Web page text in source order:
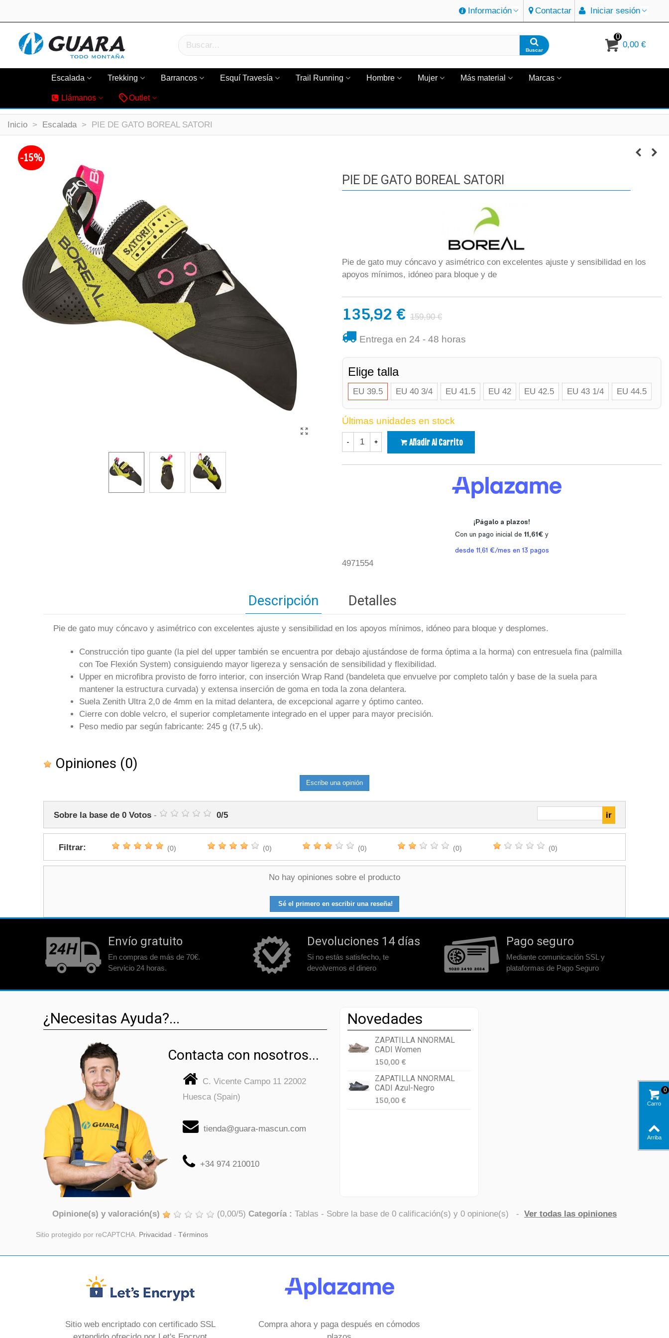
Información Contactar Iniciar sesión
Buscar
0
0,00 €
Escalada Trekking Barrancos Esquí Travesía Trail Running Hombre Mujer Más material Marcas
Llámanos Outlet
Inicio > Escalada > PIE DE GATO BOREAL SATORI
-15%
PIE DE GATO BOREAL SATORI
Pie de gato muy cóncavo y asimétrico con excelentes ajuste y sensibilidad en los
apoyos mínimos, idóneo para bloque y de
135,92 € 159,90 €
Entrega en 24 - 48 horas
Elige talla
EU 39.5 EU 40 3/4 EU 41.5 EU 42 EU 42.5 EU 43 1/4 EU 44.5
Últimas unidades en stock
- + Añadir Al Carrito
4971554
Descripción Detalles
Pie de gato muy cóncavo y asimétrico con excelentes ajuste y sensibilidad en los apoyos mínimos, idóneo para bloque y desplomes.
Construcción tipo guante (la piel del upper también se encuentra por debajo ajustándose de forma óptima a la horma) con entresuela fina (palmilla
con Toe Flexión System) consiguiendo mayor ligereza y sensación de sensibilidad y flexibilidad.
Upper en microfibra provisto de forro interior, con inserción Wrap Rand (bandeleta que envuelve por completo talón y base de la suela para
mantener la estructura curvada) y extensa inserción de goma en toda la zona delantera.
Suela Zenith Ultra 2,0 de 4mm en la mitad delantera, de excepcional agarre y óptimo canteo.
Cierre con doble velcro, el superior completamente integrado en el upper para mayor precisión.
Peso medio par según fabricante: 245 g (t7,5 uk).
Opiniones (0)
Escribe una opinión
Sobre la base de 0 Votos - 0/5
Filtrar: (0) (0) (0) (0) (0)
No hay opiniones sobre el producto
Sé el primero en escribir una reseña!
Envío gratuito
En compras de más de 70€.
Servicio 24 horas.
Devoluciones 14 días
Si no estás satisfecho, te
devolvemos el dinero
Pago seguro
Mediante comunicación SSL y
plataformas de Pago Seguro
¿Necesitas Ayuda?...
Contacta con nosotros...
C. Vicente Campo 11 22002
Huesca (Spain)
tienda@guara-mascun.com
+34 974 210010
Novedades
ZAPATILLA NNORMAL
CADI Women
150,00 €
ZAPATILLA NNORMAL
CADI Azul-Negro
150,00 €
Opinione(s) y valoración(s) (0,00/5) Categoría : Tablas - Sobre la base de 0 calificación(s) y 0 opinione(s) - Ver todas las opiniones
Sitio protegido por reCAPTCHA. Privacidad - Términos
Sitio web encriptado con certificado SSL
Compra ahora y paga después en cómodos
Carro
0
Arriba